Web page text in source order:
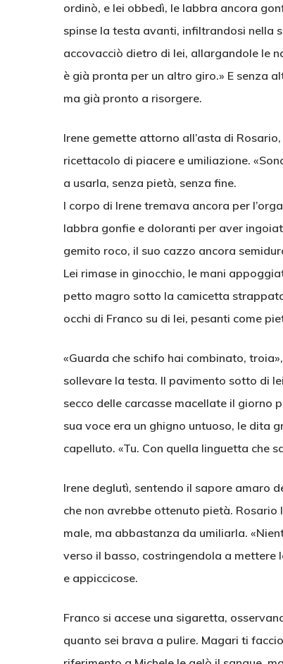
ordinò, e lei obbedì, le labbra ancora
spinse la testa avanti, infiltrandosi nella
accovacciò dietro di lei, allargandole le
è già pronta per un altro giro.» E senza
ma già pronto a risorgere.
Irene gemette attorno all’asta di
ricettacolo di piacere e umiliazione.
a usarla, senza pietà, senza fine.
l corpo di Irene tremava ancora per
labbra gonfie e doloranti per aver
gemito roco, il suo cazzo ancora
Lei rimase in ginocchio, le mani
petto magro sotto la camicetta
occhi di Franco su di lei, pesanti come
«Guarda che schifo hai combinato,
sollevare la testa. Il pavimento sotto di
secco delle carcasse macellate il giorno
sua voce era un ghigno untuoso, le dita
capelluto. «Tu. Con quella linguetta che
Irene deglutì, sentendo il sapore amaro
che non avrebbe ottenuto pietà.
male, ma abbastanza da umiliarla.
verso il basso, costringendola a mettere
e appiccicose.
Franco si accese una sigaretta,
quanto sei brava a pulire. Magari ti